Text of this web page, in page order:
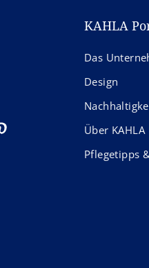
KAHLA
Das
Design
Über KAHLA
Pflegetipps